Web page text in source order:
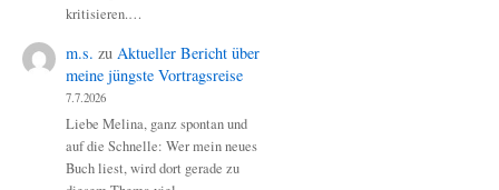
kritisieren.…
m.s. zu Aktueller Bericht über
meine jüngste Vortragsreise
7.7.2026
Liebe Melina, ganz spontan und
auf die Schnelle: Wer mein neues
Buch liest, wird dort gerade zu